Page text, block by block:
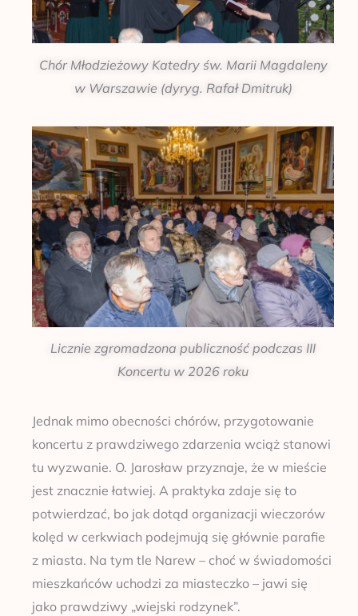
Chór Młodzieżowy Katedry św. Marii Magdaleny
w Warszawie (dyryg. Rafał Dmitruk)
Licznie zgromadzona publiczność podczas III
Koncertu w 2026 roku
Jednak mimo obecności chórów, przygotowanie
koncertu z prawdziwego zdarzenia wciąż stanowi
tu wyzwanie. O. Jarosław przyznaje, że w mieście
jest znacznie łatwiej. A praktyka zdaje się to
potwierdzać, bo jak dotąd organizacji wieczorów
kolęd w cerkwiach podejmują się głównie parafie
z miasta. Na tym tle Narew – choć w świadomości
mieszkańców uchodzi za miasteczko – jawi się
jako prawdziwy „wiejski rodzynek”.